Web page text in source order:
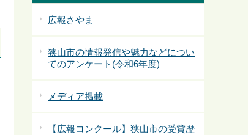
広報さやま
狭山市の情報発信や魅力などについ
てのアンケート(令和6年度)
メディア掲載
【広報コンクール】狭山市の受賞歴